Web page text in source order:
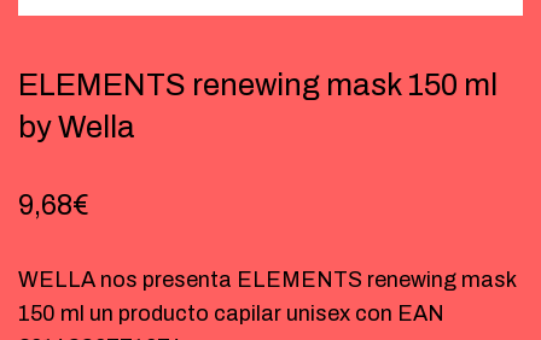
ELEMENTS renewing mask 150 ml
by Wella
9,68€
WELLA nos presenta ELEMENTS renewing mask
150 ml un producto capilar unisex con EAN